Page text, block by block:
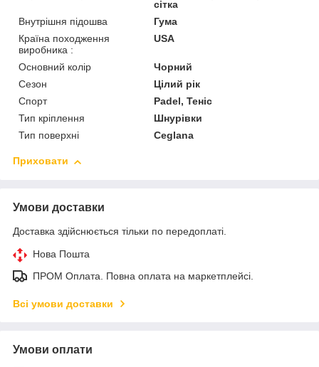
сітка
Внутрішня підошва
Гума
Країна походження
виробника :
USA
Основний колір
Чорний
Сезон
Цілий рік
Спорт
Padel, Теніс
Тип кріплення
Шнурівки
Тип поверхні
Ceglana
Приховати
Умови доставки
Доставка здійснюється тільки по передоплаті.
Нова Пошта
ПРОМ Оплата. Повна оплата на маркетплейсі.
Всі умови доставки
Умови оплати